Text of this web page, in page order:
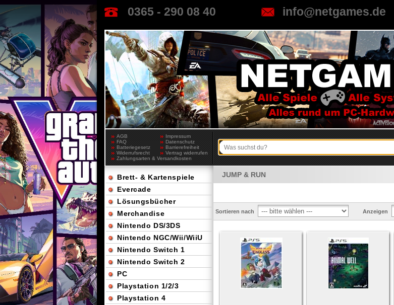
0365 - 290 08 40 info@netgames.de
AGB
Impressum
FAQ
Datenschutz
Batteriegesetz
Barrierefreiheit
Widerrufsrecht
Vertrag widerrufen
Zahlungsarten & Versandkosten
JUMP & RUN
Sortieren nach Anzeigen
Brett- & Kartenspiele
Evercade
Lösungsbücher
Merchandise
Nintendo DS/3DS
Nintendo NGC/Wii/WiiU
Nintendo Switch 1
Nintendo Switch 2
PC
Playstation 1/2/3
Playstation 4